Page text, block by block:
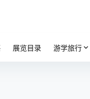
展览目录 游学旅行